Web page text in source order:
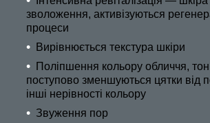
зволоження, активізуються
процеси
Вирівнюється текстура шкіри
Поліпшення кольору обличчя,
поступово зменшуються цятки від
інші нерівності кольору
Звуження пор